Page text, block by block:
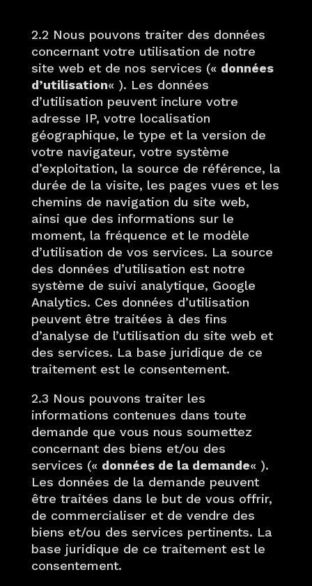
2.2 Nous pouvons traiter des données
concernant votre utilisation de notre
site web et de nos services (« données
d’utilisation« ). Les données
d’utilisation peuvent inclure votre
adresse IP, votre localisation
géographique, le type et la version de
votre navigateur, votre système
d’exploitation, la source de référence, la
durée de la visite, les pages vues et les
chemins de navigation du site web,
ainsi que des informations sur le
moment, la fréquence et le modèle
d’utilisation de vos services. La source
des données d’utilisation est notre
système de suivi analytique, Google
Analytics. Ces données d’utilisation
peuvent être traitées à des fins
d’analyse de l’utilisation du site web et
des services. La base juridique de ce
traitement est le consentement.
2.3 Nous pouvons traiter les
informations contenues dans toute
demande que vous nous soumettez
concernant des biens et/ou des
services (« données de la demande« ).
Les données de la demande peuvent
être traitées dans le but de vous offrir,
de commercialiser et de vendre des
biens et/ou des services pertinents. La
base juridique de ce traitement est le
consentement.